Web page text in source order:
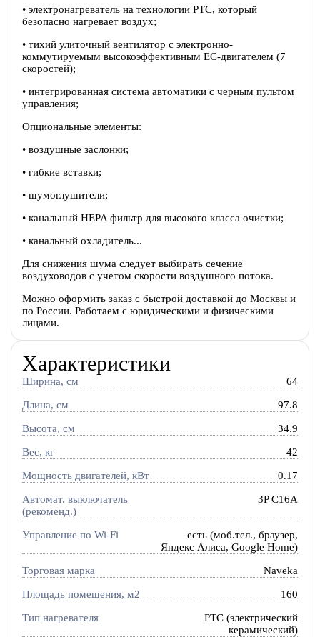
• электронагреватель на технологии PTC, который
безопасно нагревает воздух;
• тихий улиточный вентилятор c электронно-
коммутируемым высокоэффективным EC-двигателем (7
скоростей);
• интегрированная система автоматики с черным пультом
управления;
Опциональные элементы:
• воздушные заслонки;
• гибкие вставки;
• шумоглушители;
• канальный HEPA фильтр для высокого класса очистки;
• канальный охладитель...
Для снижения шума следует выбирать сечение
воздуховодов с учетом скорости воздушного потока.
Можно оформить заказ с быстрой доставкой до Москвы и
по России. Работаем с юридическими и физическими
лицами.
Характеристики
Ширина, см 64
Длина, см 97.8
Высота, см 34.9
Вес, кг 42
Мощность двигателей, кВт 0.17
Автомат. выключатель
(рекоменд.)
3P C16A
Управление по Wi-Fi
есть (моб.тел., браузер,
Яндекс Алиса, Google Home)
Торговая марка Naveka
Площадь помещения, м2 160
Тип нагревателя
PTC (электрический
керамический)